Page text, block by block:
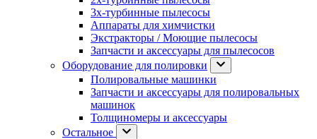
3х-турбинные пылесосы
Аппараты для химчистки
Экстракторы / Моющие пылесосы
Запчасти и аксессуары для пылесосов
Оборудование для полировки
Полировальные машинки
Запчасти и аксессуары для полировальных
машинок
Толщиномеры и аксессуары
Остальное